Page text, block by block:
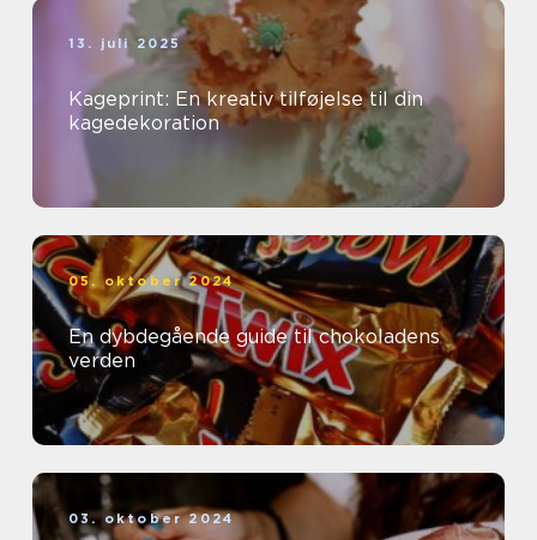
13. juli 2025
Kageprint: En kreativ tilføjelse til din
kagedekoration
05. oktober 2024
En dybdegående guide til chokoladens
verden
03. oktober 2024